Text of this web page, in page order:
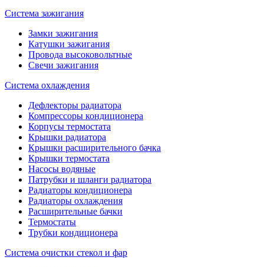
Система зажигания
Замки зажигания
Катушки зажигания
Провода высоковольтные
Свечи зажигания
Система охлаждения
Дефлекторы радиатора
Компрессоры кондиционера
Корпусы термостата
Крышки радиатора
Крышки расширительного бачка
Крышки термостата
Насосы водяные
Патрубки и шланги радиатора
Радиаторы кондиционера
Радиаторы охлаждения
Расширительные бачки
Термостаты
Трубки кондиционера
Система очистки стекол и фар